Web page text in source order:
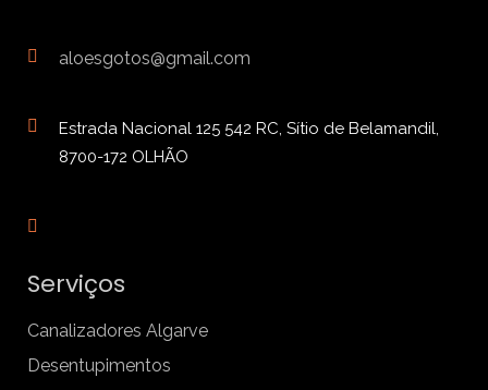
aloesgotos@gmail.com
Estrada Nacional 125 542 RC, Sítio de Belamandil,
8700-172 OLHÃO
Serviços
Canalizadores Algarve
Desentupimentos